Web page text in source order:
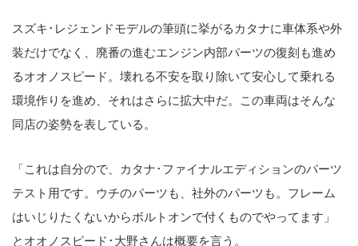
スズキ･レジェンドモデルの筆頭に挙がるカタナに車体系や外
装だけでなく、廃番の進むエンジン内部パーツの復刻も進め
るオオノスピード。壊れる不安を取り除いて安心して乗れる
環境作りを進め、それはさらに拡大中だ。この車両はそんな
同店の姿勢を表している。
「これは自分ので、カタナ･ファイナルエディションのパーツ
テスト用です。ウチのパーツも、社外のパーツも。フレーム
はいじりたくないからボルトオンで付くものでやってます」
とオオノスピード･大野さんは概要を言う。